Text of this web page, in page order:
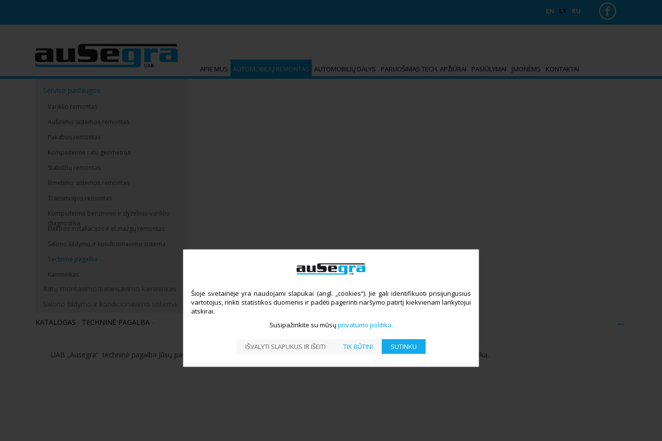
EN LT RU
APIE MUS AUTOMOBILIŲ REMONTAS AUTOMOBILIŲ DALYS PARUOŠIMAS TECH. APŽIŪRAI PASIŪLYMAI ĮMONĖMS KONTAKTAI
Serviso paslaugos
Variklio remontas
Aušinimo sistemos remontas
Pakabos remontas
Kompiuterinė ratų geometrija
Stabdžių remontas
Išmetimo sistemos remontas
Transmisijos remontas
Kompiuterinė benzininio ir dyzelinio variklio
diagnostika
Elektros instaliacijos ir el.mazgų remontas
Salono šildymo ir kondicionavimo sistema
Techninė pagalba
Kainininkas
Ratų montavimo/balansavimo kainininkas
Salono šildymo ir kondicionavimo sistema
KATALOGAS
TECHNINĖ PAGALBA ←
UAB „Ausegra“ techninė pagalba Jūsų paslaugoms. Skambinkite tel. +370 67502133 Pagalbą stengsimės suteikti per kuo trumpesnį laiką.
Šioje svetainėje yra naudojami slapukai (angl. „cookies“). Jie gali identifikuoti prisijungusius
vartotojus, rinkti statistikos duomenis ir padėti pagerinti naršymo patirtį kiekvienam lankytojui
atskirai.
Susipažinkite su mūsų privatumo politika
SUTINKU
TIK BŪTINI
IŠVALYTI SLAPUKUS IR IŠEITI